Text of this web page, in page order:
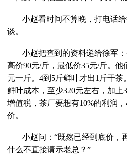
小赵看时间不算晚，打电话
谈。
小赵把查到的资料递给徐军
高价90元/斤，最低价35元/斤。他
元一斤。4到5斤鲜叶才出1斤干
鲜叶成本，至少320元左右，加上
增值税，茶厂要想有10%的利润
价。
小赵问：“既然已经到底价，
什么不直接请示老总？”